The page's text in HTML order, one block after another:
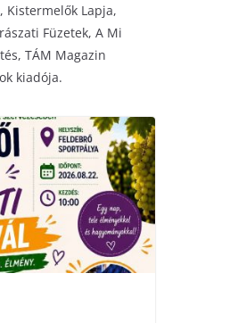
Kistermelők Lapja,
Füzetek, A Mi
TÁM Magazin
kiadója.